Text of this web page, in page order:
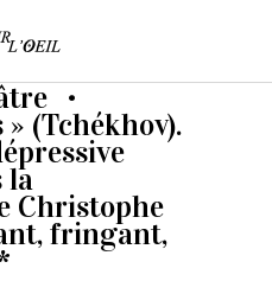
•
(Tchékhov).
la
Christophe
fringant,